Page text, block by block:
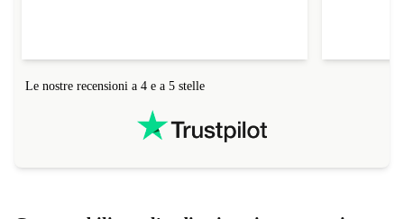
Le nostre recensioni a 4 e a 5 stelle